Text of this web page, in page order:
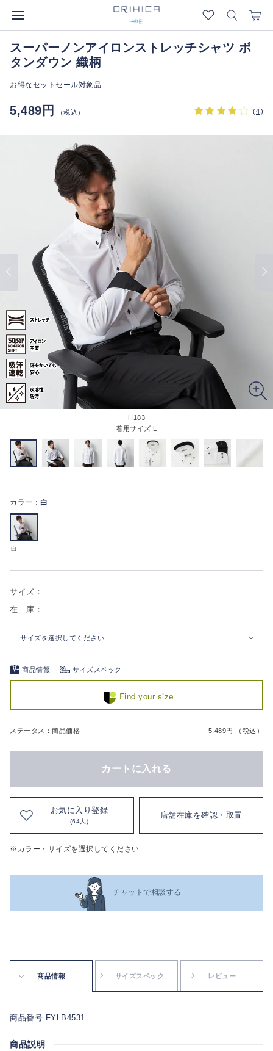
スーパーノンアイロンストレッチシャツ ボ
タンダウン 織柄
お得なセットセール対象品
5,489円 （税込） (4)
H183
着用サイズ:L
カラー： 白
白
サイズ：
在 庫：
サイズを選択してください
商品情報 サイズスペック
Find your size
ステータス：商品価格 5,489円 （税込）
カートに入れる
お気に入り登録
(64人)
店舗在庫を確認・取置
※カラー・サイズを選択してください
チャットで相談する
商品情報 サイズスペック レビュー
商品番号 FYLB4531
商品説明